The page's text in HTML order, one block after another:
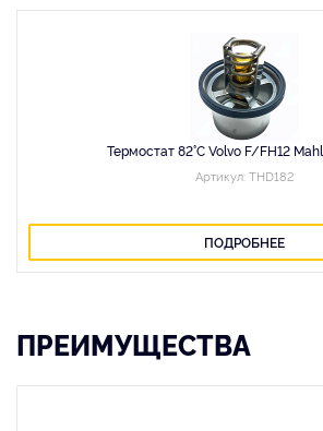
Термостат 82°C Volvo F/FH12
Артикул: THD182
ПОДРОБНЕЕ
ПРЕИМУЩЕСТВА